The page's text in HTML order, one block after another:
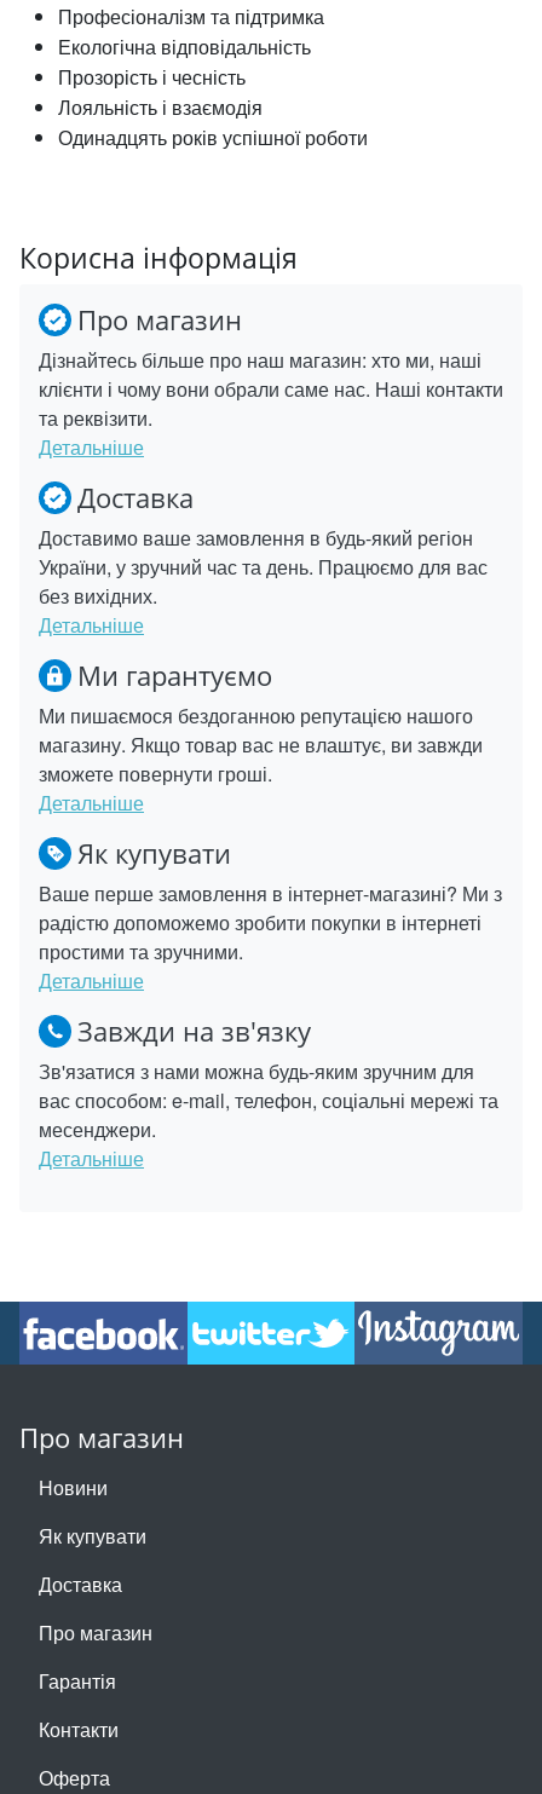
Професіоналізм та підтримка
Екологічна відповідальність
Прозорість і чесність
Лояльність і взаємодія
Одинадцять років успішної роботи
Корисна інформація
Про магазин
Дізнайтесь більше про наш магазин: хто ми, наші
клієнти і чому вони обрали саме нас. Наші контакти
та реквізити.
Детальніше
Доставка
Доставимо ваше замовлення в будь-який регіон
України, у зручний час та день. Працюємо для вас
без вихідних.
Детальніше
Ми гарантуємо
Ми пишаємося бездоганною репутацією нашого
магазину. Якщо товар вас не влаштує, ви завжди
зможете повернути гроші.
Детальніше
Як купувати
Ваше перше замовлення в інтернет-магазині? Ми з
радістю допоможемо зробити покупки в інтернеті
простими та зручними.
Детальніше
Завжди на зв'язку
Зв'язатися з нами можна будь-яким зручним для
вас способом: e-mail, телефон, соціальні мережі та
месенджери.
Детальніше
Про магазин
Новини
Як купувати
Доставка
Про магазин
Гарантія
Контакти
Оферта